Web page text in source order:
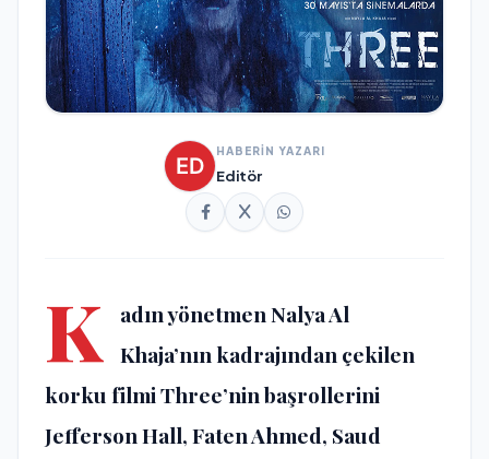
HABERİN YAZARI
Editör
K
adın yönetmen Nalya Al
Khaja’nın kadrajından çekilen
korku filmi Three’nin başrollerini
Jefferson Hall, Faten Ahmed, Saud